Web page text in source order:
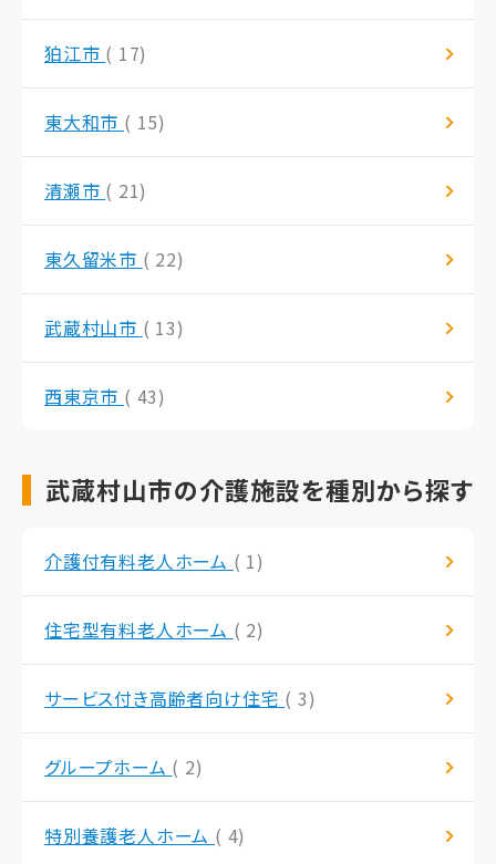
狛江市 ( 17)
東大和市 ( 15)
清瀬市 ( 21)
東久留米市 ( 22)
武蔵村山市 ( 13)
西東京市 ( 43)
武蔵村山市の介護施設を種別から探す
介護付有料老人ホーム ( 1)
住宅型有料老人ホーム ( 2)
サービス付き高齢者向け住宅 ( 3)
グループホーム ( 2)
特別養護老人ホーム ( 4)